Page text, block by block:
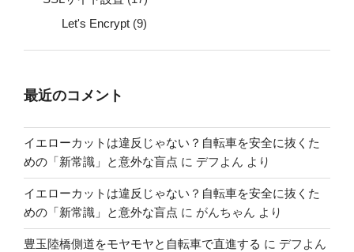
Let's Encrypt (9)
最近のコメント
イエローカットは違反じゃない？自転車を安全に抜くた
めの「新常識」と意外な盲点 に デフよん より
イエローカットは違反じゃない？自転車を安全に抜くた
めの「新常識」と意外な盲点 に がんちゃん より
豊玉陸橋側道をモヤモヤと自転車で直進する に デフよん